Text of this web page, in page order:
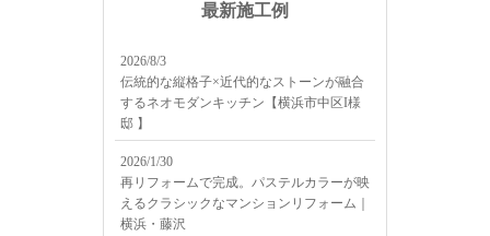
最新施工例
2026/8/3
伝統的な縦格子×近代的なストーンが融合
するネオモダンキッチン【横浜市中区I様
邸 】
2026/1/30
再リフォームで完成。パステルカラーが映
えるクラシックなマンションリフォーム｜
横浜・藤沢